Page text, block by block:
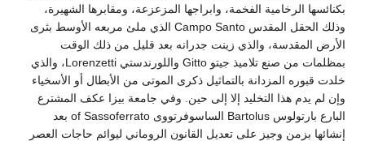
بكنائسها الرخامية الفخمة، وابراجها المزعزعة، ومقابرها الشهيرة،
وذلك الحقل المقدس Campo Santo الذي ملئ مربعه الأوسط بثرى
الأرض المقدسة، والذي زينت جدرانه بعد قليل من ذلك الوقت
بمظلمات من صنع تلاميذ جيتو Gitto واللورندستي Lorenzetti، والذي
خلدت قبوره المزدانة بالتماثيل ذكرى الموتى من الأبطال أو الأسخياء
وإن لم يدم هذا التخليد إلا إلى حين. وفي جامعة بيزا عكف المشترع
البارع بارتولوس Bartolus الساسوفرتووى of Sassoferrato بعد
إنشائها بزمن وجيز على تعديل القانون الروماني ليوائم حاجات العصر